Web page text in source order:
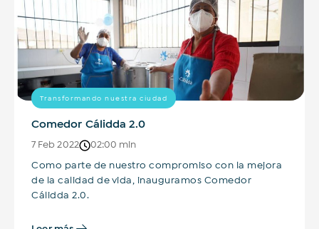
Transformando nuestra ciudad
Comedor Cálidda 2.0
7 Feb 2022 02:00 min
Como parte de nuestro compromiso con la mejora
de la calidad de vida, inauguramos Comedor
Cálidda 2.0.